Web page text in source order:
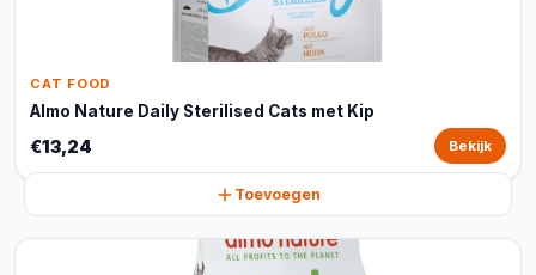
CAT FOOD
Almo Nature Daily Sterilised Cats met Kip
€13,24 Bekijk
Toevoegen